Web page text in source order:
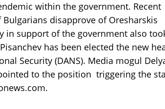
within the government. Recent
disapprove of Oresharskis
in support of the government also
has been elected the new
Security (DANS). Media mogul
to the position  triggering the